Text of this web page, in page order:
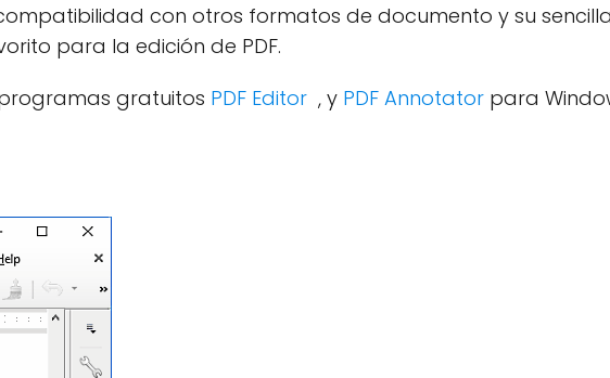
con otros formatos de documento y su
para la edición de PDF.
gratuitos PDF Editor , y PDF Annotator para